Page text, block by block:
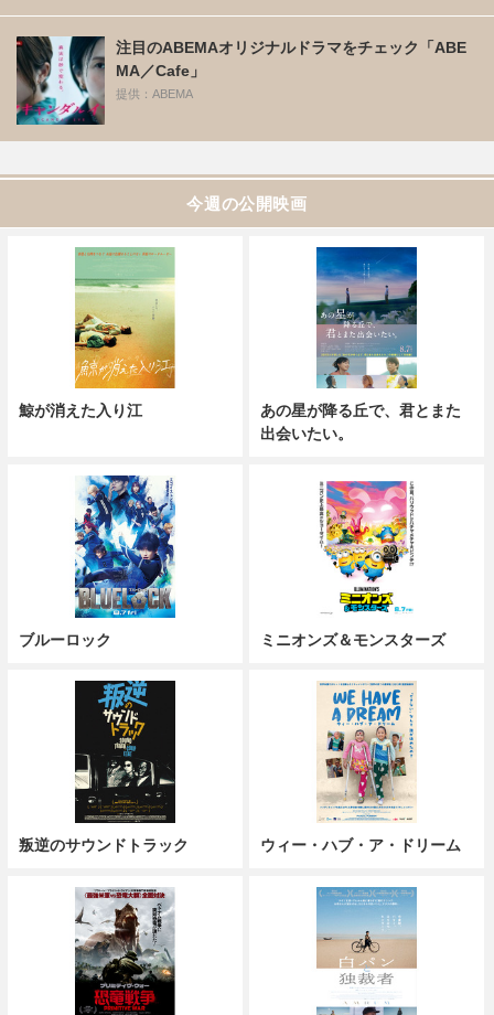
注目のABEMAオリジナルドラマをチェック「ABE
MA／Cafe」
提供：ABEMA
今週の公開映画
鯨が消えた入り江
あの星が降る丘で、君とまた
出会いたい。
ブルーロック ミニオンズ＆モンスターズ
叛逆のサウンドトラック ウィー・ハブ・ア・ドリーム